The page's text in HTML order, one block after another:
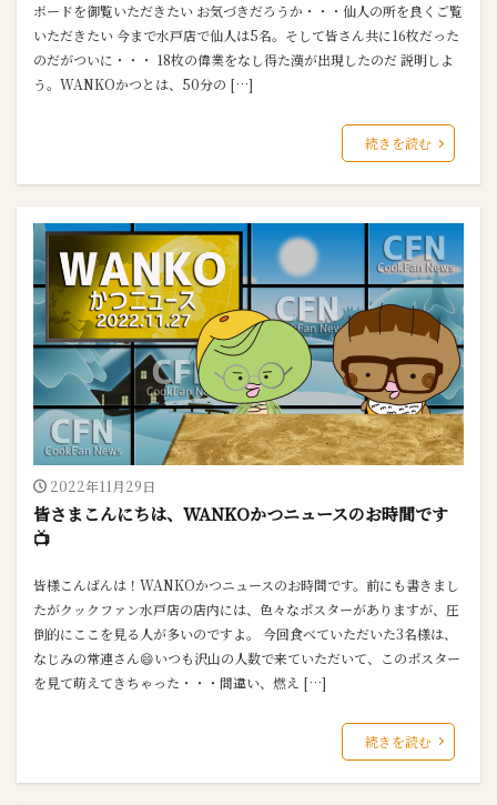
ボードを御覧いただきたい お気づきだろうか・・・仙人の所を良くご覧
いただきたい 今まで水戸店で仙人は5名。そして皆さん共に16枚だった
のだがついに・・・ 18枚の偉業をなし得た漢が出現したのだ 説明しよ
う。WANKOかつとは、50分の […]
続きを読む
2022年11月29日
皆さまこんにちは、WANKOかつニュースのお時間です
📺
皆様こんばんは！WANKOかつニュースのお時間です。前にも書きまし
たがクックファン水戸店の店内には、色々なポスターがありますが、圧
倒的にここを見る人が多いのですよ。 今回食べていただいた3名様は、
なじみの常連さん😄いつも沢山の人数で来ていただいて、このポスター
を見て萌えてきちゃった・・・間違い、燃え […]
続きを読む